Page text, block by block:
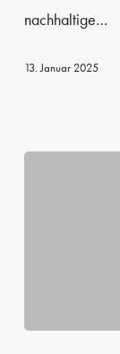
ausgezeichnet
nachhaltige…
13. Januar 2025